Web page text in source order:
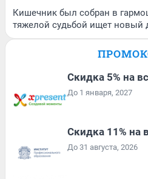
Кишечник был собран в
тяжелой судьбой ищет новый
Скидка 5% на
До 1 января, 2027
Скидка 11% на
До 31 августа, 2026